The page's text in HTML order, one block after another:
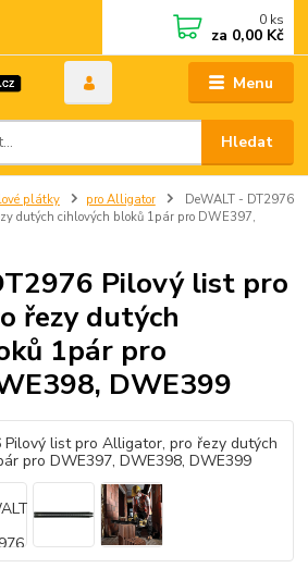
Menu
Hledat
0 ks
za 0,00 Kč
plátky pro Alligator
DeWALT - DT2976
dutých cihlových bloků 1pár pro DWE397,
Pilový list pro
řezy dutých
1pár pro
DWE399